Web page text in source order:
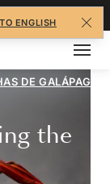
ENGLISH
DE GALÁPAGOS
the